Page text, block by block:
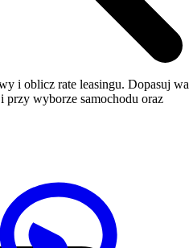
i oblicz rate leasingu. Dopasuj
przy wyborze samochodu oraz